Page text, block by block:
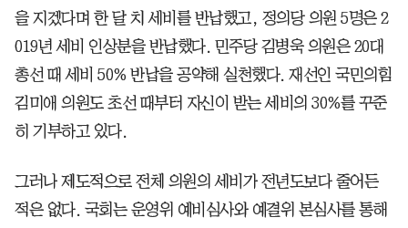
을 지겠다며 한 달 치 세비를 반납했고, 정의당 의원 5명은 2
019년 세비 인상분을 반납했다. 민주당 김병욱 의원은 20대
총선 때 세비 50% 반납을 공약해 실천했다. 재선인 국민의힘
김미애 의원도 초선 때부터 자신이 받는 세비의 30%를 꾸준
히 기부하고 있다.
그러나 제도적으로 전체 의원의 세비가 전년도보다 줄어든
적은 없다. 국회는 운영위 예비심사와 예결위 본심사를 통해